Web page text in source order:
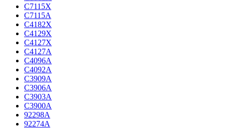
C7115X
C7115A
C4182X
C4129X
C4127X
C4127A
C4096A
C4092A
C3909A
C3906A
C3903A
C3900A
92298A
92274A